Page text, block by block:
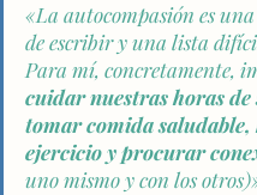
«La autocompasión es
de escribir y una lista
Para mí, concretamente,
cuidar nuestras horas de
tomar comida saludable,
ejercicio y procurar
uno mismo y con los